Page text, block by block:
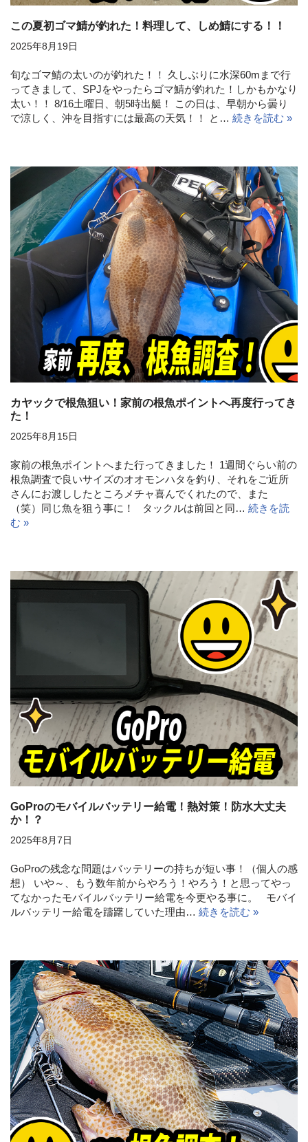
この夏初ゴマ鯖が釣れた！料理して、しめ鯖にする！！
2025年8月19日
旬なゴマ鯖の太いのが釣れた！！ 久しぶりに水深60mまで行
ってきまして、SPJをやったらゴマ鯖が釣れた！しかもかなり
太い！！ 8/16土曜日、朝5時出艇！ この日は、早朝から曇り
で涼しく、沖を目指すには最高の天気！！ と… 続きを読む »
カヤックで根魚狙い！家前の根魚ポイントへ再度行ってき
た！
2025年8月15日
家前の根魚ポイントへまた行ってきました！ 1週間ぐらい前の
根魚調査で良いサイズのオオモンハタを釣り、それをご近所
さんにお渡ししたところメチャ喜んでくれたので、また
（笑）同じ魚を狙う事に！ タックルは前回と同… 続きを読
む »
GoProのモバイルバッテリー給電！熱対策！防水大丈夫
か！？
2025年8月7日
GoProの残念な問題はバッテリーの持ちが短い事！（個人の感
想） いや～、もう数年前からやろう！やろう！と思ってやっ
てなかったモバイルバッテリー給電を今更やる事に。 モバイ
ルバッテリー給電を躊躇していた理由… 続きを読む »